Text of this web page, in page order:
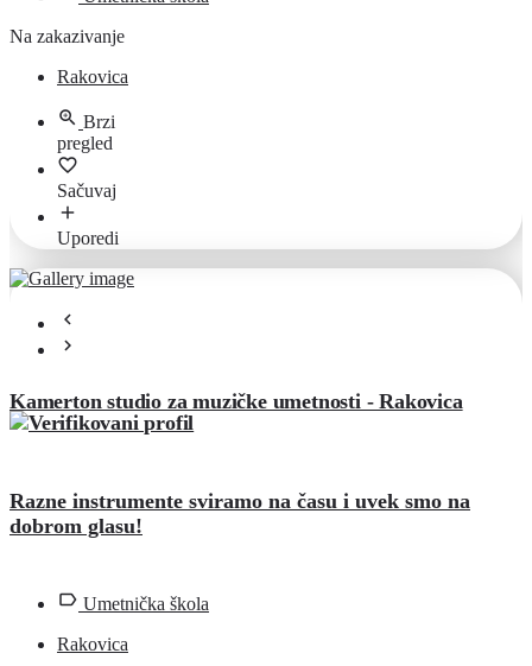
Na zakazivanje
Rakovica
Brzi
pregled
Sačuvaj
Uporedi
Kamerton studio za muzičke umetnosti - Rakovica
Razne instrumente sviramo na času i uvek smo na
dobrom glasu!
Umetnička škola
Rakovica